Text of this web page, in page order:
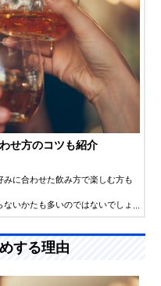
せ方のコツも紹介
に合わせた飲み方で楽しむ方も
いかたも多いのではないでしょ
する理由